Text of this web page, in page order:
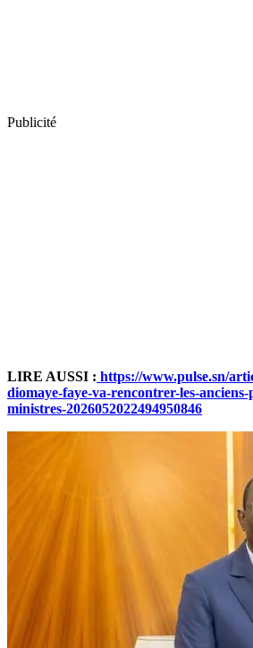
Publicité
LIRE AUSSI : https://www.pulse.sn/
diomaye-faye-va-rencontrer-les-
ministres-2026052022494950846